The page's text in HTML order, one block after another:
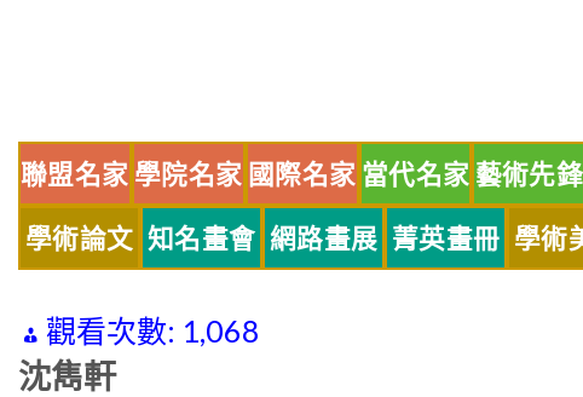
聯盟名家 學院名家 國際名家 當代名家 藝術先鋒
學術論文 知名畫會 網路畫展 菁英畫冊 學術
觀看次數: 1,068
沈雋軒